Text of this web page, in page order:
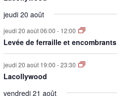
jeudi 20 août
jeudi 20 août 06:00 - 12:00
Levée de ferraille et encombrants
jeudi 20 août 19:00 -23:30
Lacollywood
vendredi 21 août